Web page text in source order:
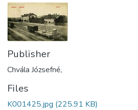
About us
Publisher
Chvála Józsefné,
Files
K001425.jpg (225.91 KB)